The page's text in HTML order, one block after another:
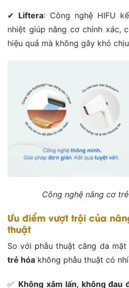
✔ Liftera: Công nghệ HIFU
nhiệt giúp nâng cơ chính xác,
hiệu quả mà không gây khó
Công nghệ nâng cơ
Ưu điểm vượt trội của
thuật
So với phẫu thuật căng da mặt
trẻ hóa không phẫu thuật có
✅ Không xâm lấn, không đau